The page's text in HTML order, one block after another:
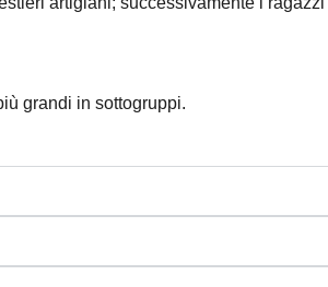
grandi in sottogruppi.